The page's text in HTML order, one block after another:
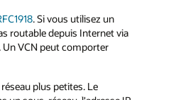
. Si vous utilisez un
routable depuis Internet via
Un VCN peut comporter
plus petites. Le